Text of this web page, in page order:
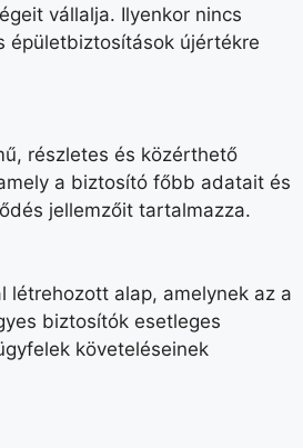
vállalja. Ilyenkor nincs
épületbiztosítások újértékre
részletes és közérthető
a biztosító főbb adatait és
jellemzőit tartalmazza.
létrehozott alap, amelynek az a
biztosítók esetleges
követeléseinek